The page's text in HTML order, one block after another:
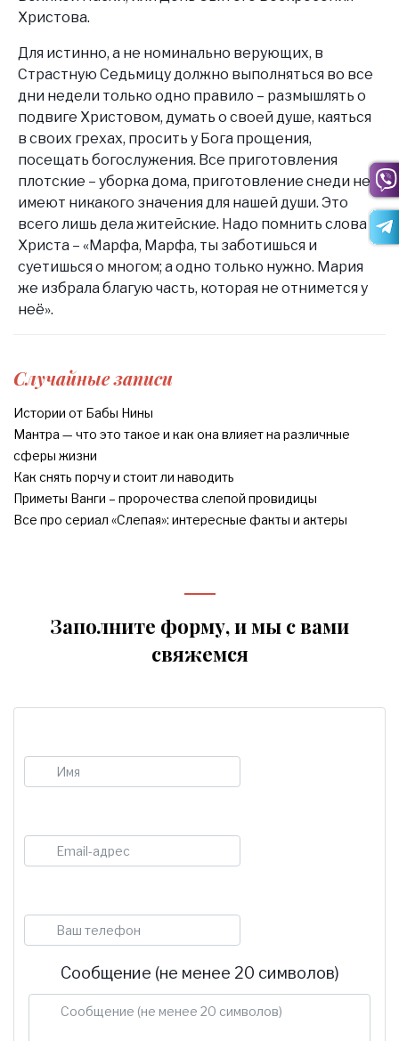
Христова.
Для истинно, а не номинально верующих, в
Страстную Седьмицу должно выполняться во все
дни недели только одно правило – размышлять о
подвиге Христовом, думать о своей душе, каяться
в своих грехах, просить у Бога прощения,
посещать богослужения. Все приготовления
плотские – уборка дома, приготовление снеди не
имеют никакого значения для нашей души. Это
всего лишь дела житейские. Надо помнить слова
Христа – «Марфа, Марфа, ты заботишься и
суетишься о многом; а одно только нужно. Мария
же избрала благую часть, которая не отнимется у
неё».
Случайные записи
Истории от Бабы Нины
Мантра — что это такое и как она влияет на различные
сферы жизни
Как снять порчу и стоит ли наводить
Приметы Ванги – пророчества слепой провидицы
Все про сериал «Слепая»: интересные факты и актеры
Заполните форму, и мы с вами
свяжемся
Сообщение (не менее 20 символов)